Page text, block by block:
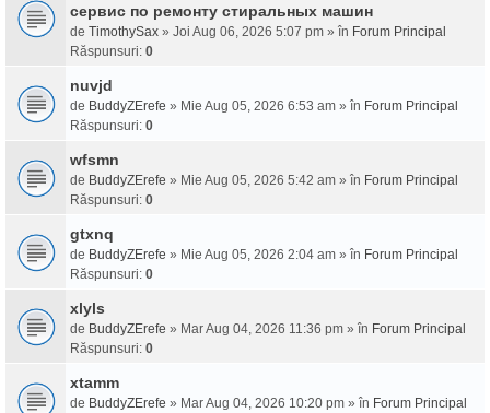
сервис по ремонту стиральных машин
de TimothySax » Joi Aug 06, 2026 5:07 pm » în Forum Principal
Răspunsuri: 0
nuvjd
de BuddyZErefe » Mie Aug 05, 2026 6:53 am » în Forum Principal
Răspunsuri: 0
wfsmn
de BuddyZErefe » Mie Aug 05, 2026 5:42 am » în Forum Principal
Răspunsuri: 0
gtxnq
de BuddyZErefe » Mie Aug 05, 2026 2:04 am » în Forum Principal
Răspunsuri: 0
xlyls
de BuddyZErefe » Mar Aug 04, 2026 11:36 pm » în Forum Principal
Răspunsuri: 0
xtamm
de BuddyZErefe » Mar Aug 04, 2026 10:20 pm » în Forum Principal